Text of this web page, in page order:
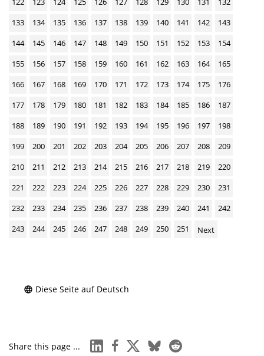
a
d
s
133
134 135 136 137 138 139 140 141 142
143
144
145 146 147 148 149 150 151 152 153
154
155
156 157 158 159 160 161 162 163 164
165
166
167 168 169 170 171 172 173 174 175
176
177
178 179 180 181 182 183 184 185 186
187
188
189 190 191 192 193 194 195 196 197
198
199
200 201 202 203 204 205 206 207 208
209
210
211 212 213 214 215 216 217 218 219
220
221
222 223 224 225 226 227 228 229 230
231
232
233 234 235 236 237 238 239 240 241
242
243
244 245 246 247 248 249 250 251 Next
Diese Seite auf Deutsch
Share this page ... linkedinfacebook
x blueskyreddit